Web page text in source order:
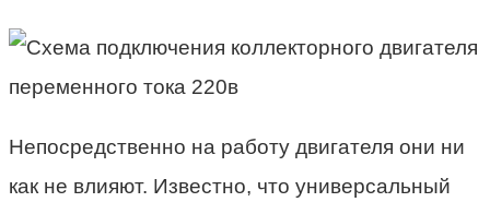
Непосредственно на работу двигателя они ни
как не влияют. Известно, что универсальный